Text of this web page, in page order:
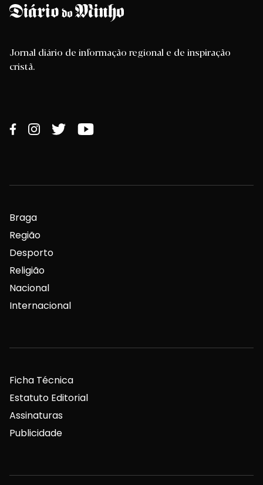
Jornal diário de informação regional e de inspiração
cristã.
Braga
Região
Desporto
Religião
Nacional
Internacional
Ficha Técnica
Estatuto Editorial
Assinaturas
Publicidade